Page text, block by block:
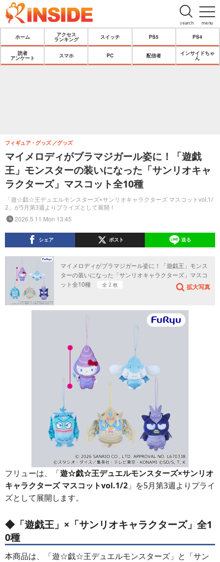
menu
search
ホーム
アクセス
ランキング
スイッチ PS5 PS4
読者
アンケート
スマホ PC 配信者
インサイドちゃ
ん
マイメロディがブラマジガール姿に！「遊戯
王」モンスターの装いになった「サンリオキャ
ラクターズ」マスコット全10種
「遊☆戯☆王デュエルモンスターズ×サンリオキャラクターズ マスコットvol.1/
2」が5月第3週よりプライズとして展開！
フィギュア・グッズ グッズ
2026.5.11 Mon 13:45
シェア ポスト 送る
マイメロディがブラマジガール姿に！「遊戯王」モンス
ターの装いになった「サンリオキャラクターズ」マスコ
ット全10種
全 2 枚 拡大写真
フリューは、「遊☆戯☆王デュエルモンスターズ×サンリオ
キャラクターズ マスコットvol.1/2 」を5月第3週よりプライ
ズとして展開します。
◆「遊戯王」×「サンリオキャラクターズ」全1
0種
本商品は、「遊☆戯☆王デュエルモンスターズ」と「サン